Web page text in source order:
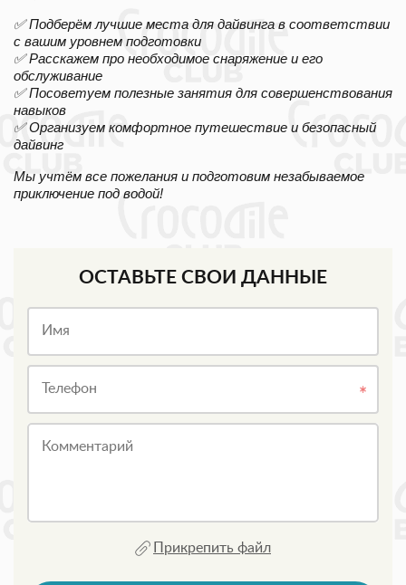
✅ Подберём лучшие места для дайвинга в соответствии
с вашим уровнем подготовки
✅ Расскажем про необходимое снаряжение и его
обслуживание
✅ Посоветуем полезные занятия для совершенствования
навыков
✅ Организуем комфортное путешествие и безопасный
дайвинг
Мы учтём все пожелания и подготовим незабываемое
приключение под водой!
ОСТАВЬТЕ СВОИ ДАННЫЕ
Имя
Телефон
Комментарий
Прикрепить файл